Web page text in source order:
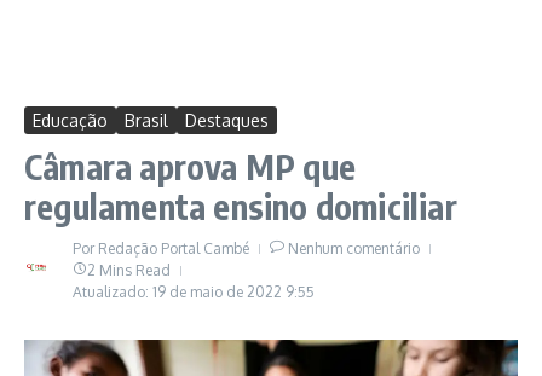
Educação Brasil Destaques
Câmara aprova MP que
regulamenta ensino domiciliar
Por Redação Portal Cambé
Nenhum comentário
2 Mins Read
Atualizado: 19 de maio de 2022 9:55